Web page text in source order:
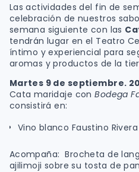
Las actividades del fin de
celebración de nuestros
semana siguiente con las
tendrán lugar en el Teatro
íntimo y experiencial para
aromas y productos de la
Martes 9 de septiembre.
Cata maridaje conBodega
consistirá en:
Vino blanco Faustino
Acompaña: Brocheta de
ajilimoji sobre su tosta de